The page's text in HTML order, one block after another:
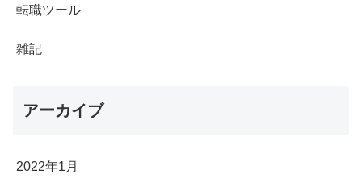
転職ツール
雑記
アーカイブ
2022年1月